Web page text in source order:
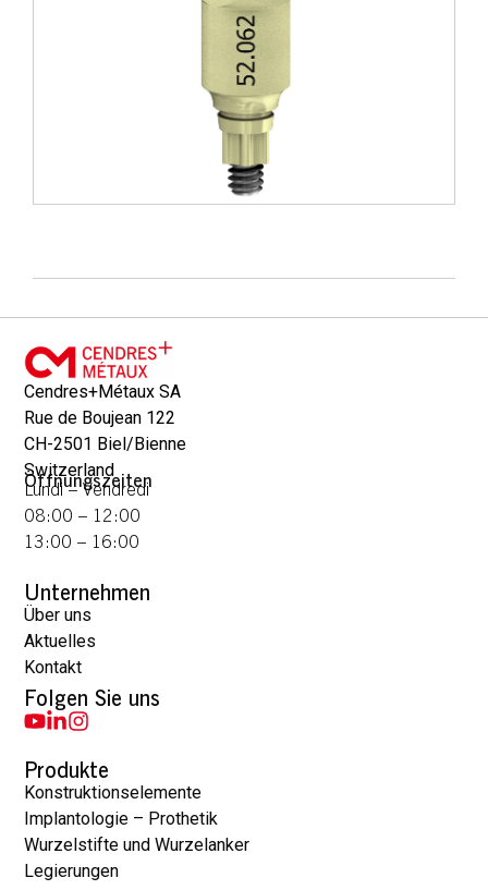
Cendres+Métaux SA
Rue de Boujean 122
CH-2501 Biel/Bienne
Switzerland
Öffnungszeiten
Lundi – Vendredi
08:00 – 12:00
13:00 – 16:00
Unternehmen
Über uns
Aktuelles
Kontakt
Folgen Sie uns
Produkte
Konstruktionselemente
Implantologie – Prothetik
Wurzelstifte und Wurzelanker
Legierungen